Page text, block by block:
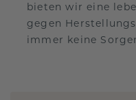
bieten wir eine
gegen
immer keine